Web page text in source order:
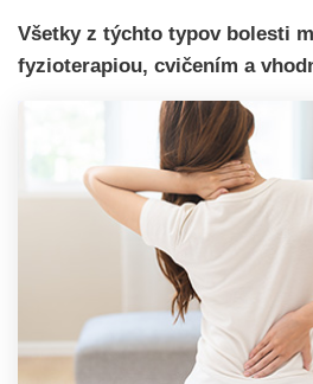
Všetky z týchto typov bolesti
fyzioterapiou, cvičením a